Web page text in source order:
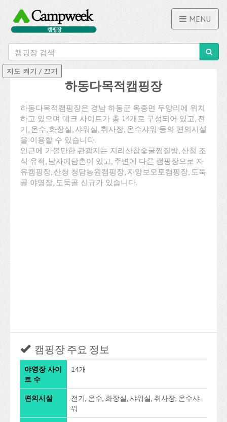
MENU
하동다목적캠핑장
하동다목적캠핑장은 경남 하동군 옥종면 두양리에 위치
하고 있으며 데크 사이트가 총 14개로 구성되어 있고, 전
기, 온수, 화장실, 샤워실, 취사장, 온수샤워 등의 편의시설
을 이용할 수 있습니다.
인근에 가볼만한 관광지는 지리산참숯굴찜질방, 산청 조
식 유적, 남사예담촌이 있고, 주변에 다른 캠핑장으로 자
유캠핑장, 산청 청담농원캠핑장, 자양보오토캠핑장, 도둑
골 야영장, 도둑골 신규가 있습니다.
캠핑장 주요 정보
야영장 사이
트 수
14개
편의시설
전기, 온수, 화장실, 샤워실, 취사장, 온수샤
워